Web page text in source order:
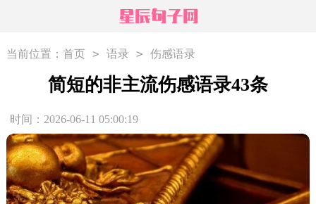
当前位置： 首页 > 语录 > 伤感语录
简短的非主流伤感语录43条
时间：2026-06-11 05:00:19